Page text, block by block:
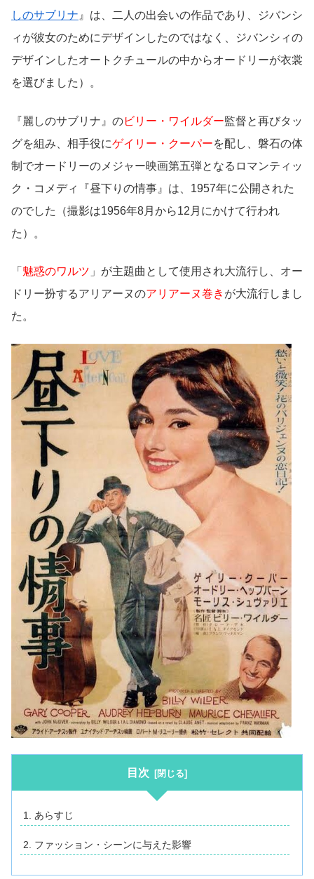
しのサブリナ』は、二人の出会いの作品であり、ジバンシ
ィが彼女のためにデザインしたのではなく、ジバンシィの
デザインしたオートクチュールの中からオードリーが衣裳
を選びました）。
『麗しのサブリナ』のビリー・ワイルダー監督と再びタッ
グを組み、相手役にゲイリー・クーパーを配し、磐石の体
制でオードリーのメジャー映画第五弾となるロマンティッ
ク・コメディ『昼下りの情事』は、1957年に公開された
のでした（撮影は1956年8月から12月にかけて行われ
た）。
「 魅惑のワルツ 」が主題曲として使用され大流行し、オー
ドリー扮するアリアーヌのアリアーヌ巻き が大流行しまし
た。
目次
あらすじ
ファッション・シーンに与えた影響